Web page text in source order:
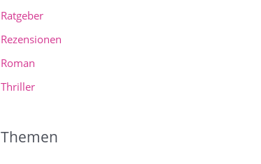
Ratgeber
Rezensionen
Roman
Thriller
Themen